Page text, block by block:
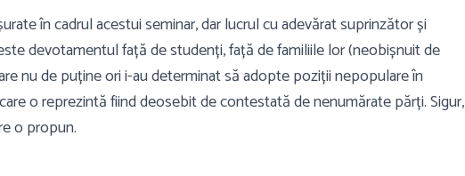
în cadrul acestui seminar, dar lucrul cu adevărat suprinzător și
devotamentul față de studenți, față de familiile lor (neobișnuit de
nu de puține ori i-au determinat să adopte poziții nepopulare în
o reprezintă fiind deosebit de contestată de nenumărate părți. Sigur,
o propun.